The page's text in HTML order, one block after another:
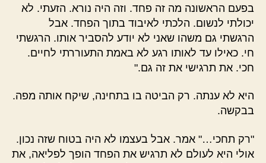
בפעם הראשונה מה זה פחד. וזה היה נורא. הזעתי. לא
יכולתי לנשום. הלכתי לאיבוד בתוך הפחד. אבל
הרגשתי גם משהו שאני לא יודע להסביר אותו. הרגשתי
חי. כאילו עד לאותו רגע לא באמת התעוררתי לחיים.
חכי. את תרגישי את זה גם."
היא לא ענתה. רק הביטה בו בתחינה, שיקח אותה מפה.
בבקשה.
"רק תחכי…" אמר. אבל בעצמו לא היה בטוח שזה נכון.
אולי היא לעולם לא תרגיש את הפחד הופך לפליאה, את